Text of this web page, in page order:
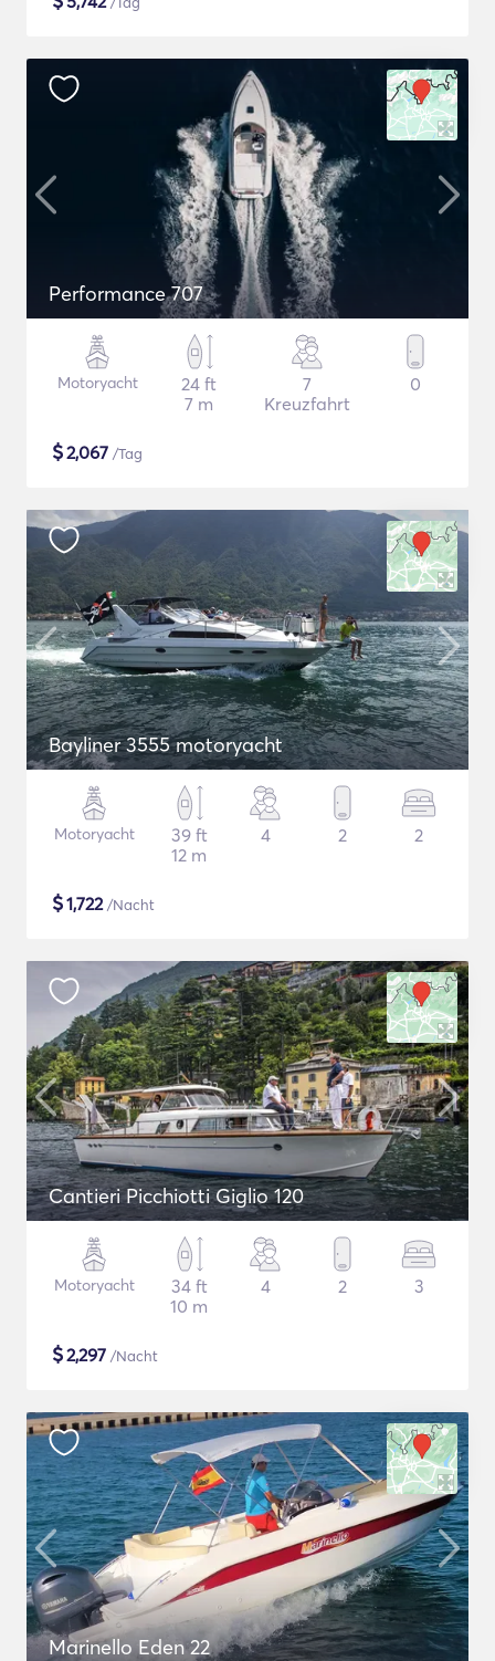
Performance 707
Motoryacht
24 ft
7 m
7
Kreuzfahrt
0
$2,067 /Tag
Bayliner 3555 motoryacht
Motoryacht
39 ft
12 m
4 2 2
$1,722/Nacht
Cantieri Picchiotti Giglio 120
Motoryacht
34 ft
10 m
4 2 3
$2,297 /Nacht
Marinello Eden 22